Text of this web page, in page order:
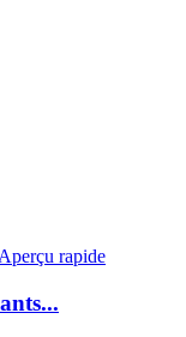
Aperçu rapide